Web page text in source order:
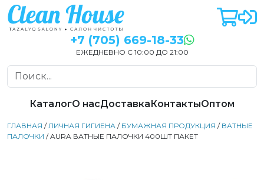
+7 (705) 669-18-33
ЕЖЕДНЕВНО С 10:00 ДО 21:00
КаталогО насДоставкаКонтактыОптом
ГЛАВНАЯ /ЛИЧНАЯ ГИГИЕНА / БУМАЖНАЯ ПРОДУКЦИЯ / ВАТНЫЕ
ПАЛОЧКИ / AURA ВАТНЫЕ ПАЛОЧКИ 400ШТ ПАКЕТ